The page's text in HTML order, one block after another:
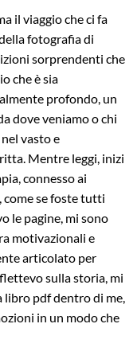
il viaggio che ci fa
fotografia di
sorprendenti che
che è sia
profondo, un
dove veniamo o chi
vasto e
Mentre leggi, inizi
connesso ai
come se foste tutti
le pagine, mi sono
motivazionali e
articolato per
sulla storia, mi
libro pdf dentro di me,
in un modo che